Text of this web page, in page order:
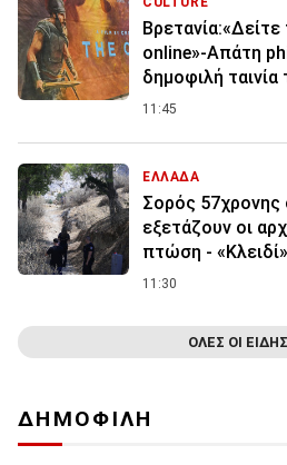
online»-Απάτη
δημοφιλή ταινία
11:45
ΕΛΛΑΔΑ
Σορός 57χρονης
εξετάζουν οι
πτώση -
11:30
ΟΛΕΣ ΟΙ
ΔΗΜΟΦΙΛΗ